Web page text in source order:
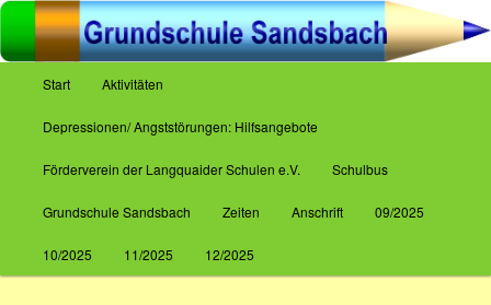
Zum
Inhalt
wechseln
Grundschule Sandsbach
Start Aktivitäten
Depressionen/ Angststörungen: Hilfsangebote
Förderverein der Langquaider Schulen e.V. Schulbus
Grundschule Sandsbach Zeiten Anschrift 09/2025
10/2025 11/2025 12/2025